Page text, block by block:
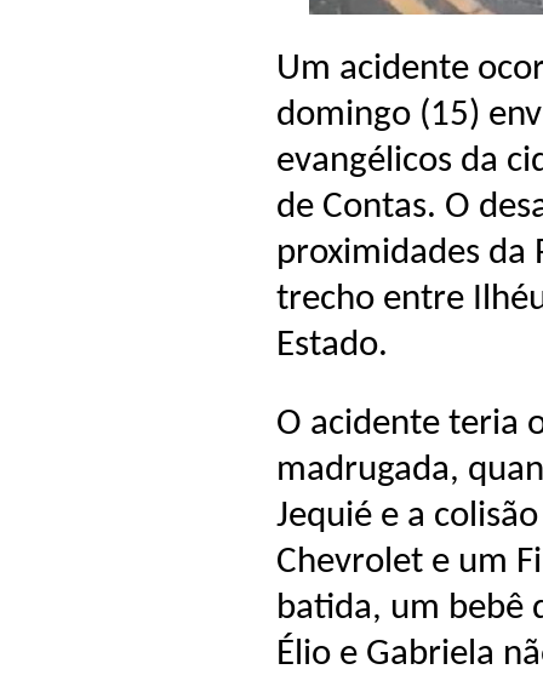
Um acidente
domingo (15)
evangélicos da
de Contas. O
proximidades da
trecho entre
Estado.
O acidente teria
madrugada,
Jequié e a
Chevrolet e um
batida, um bebê
Élio e Gabriela